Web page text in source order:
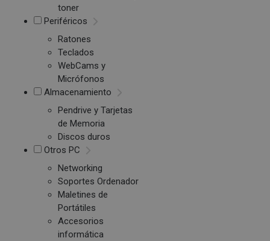
toner
Periféricos
Ratones
Teclados
WebCams y
Micrófonos
Almacenamiento
Pendrive y Tarjetas
de Memoria
Discos duros
Otros PC
Networking
Soportes Ordenador
Maletines de
Portátiles
Accesorios
informática